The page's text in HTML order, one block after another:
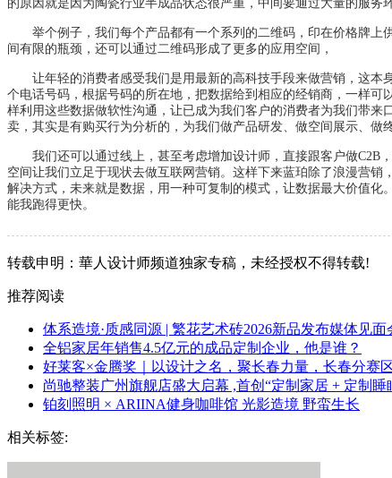
的原因就是因为陶瓷行业半成品状态很严重，中间要通过大量的服务
举个例子，我们每个产品都有一个系列的二维码，印在价格牌上
间有限的瓶颈，还可以通过二维码形成了更多的应用空间，
让年轻的消费者感受我们是用最新的高科技手段来做营销，这本
个电话号码，根据号码的所在地，把数据给到相应的经销商，一样
样利用这些数据做软性沟通，让已成为我们客户的消费者为我们带
卖，其实是有购买行为分析的，为我们做产品研发、做空间展示、做
我们还可以通过线上，甚至考虑增加设计师，直接跟客户做C2B
空间让我们立足于现状去做互联网营销。这样下来蓝珀除了浪漫营
解决方式，未来就是数据，用一种可复制的模式，让数据最大价值
能我跑得更快。
转载申明：華人设计师频道独家专稿，未经授权不得转载!
推荐阅读
体系造境·质感同源 | 繁花艺术砖2026新品发布媒体见面
全铝家居年销售4.5亿元的成品定制企业，他是谁？
好莱客×金腾奖｜以设计之名，聚长春力量，长春分赛
尚驰整装广州旗舰店盛大启幕 ,首创“定制家居 + 定制睡
铂刻照明 × ARIINA健身咖啡馆 光影造境 野蛮生长
相关标签: